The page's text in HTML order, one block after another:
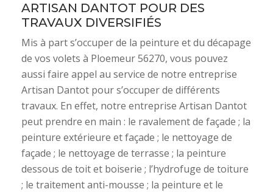
ARTISAN DANTOT POUR DES
TRAVAUX DIVERSIFIÉS
Mis à part s’occuper de la peinture et du décapage
de vos volets à Ploemeur 56270, vous pouvez
aussi faire appel au service de notre entreprise
Artisan Dantot pour s’occuper de différents
travaux. En effet, notre entreprise Artisan Dantot
peut prendre en main : le ravalement de façade ; la
peinture extérieure et façade ; le nettoyage de
façade ; le nettoyage de terrasse ; la peinture
dessous de toit et boiserie ; l’hydrofuge de toiture
; le traitement anti-mousse ; la peinture et le